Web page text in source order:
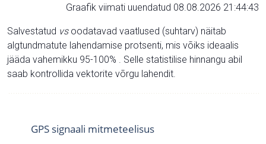
Graafik viimati uuendatud 08.08.2026 21:44:43
Salvestatud vsoodatavad vaatlused (suhtarv) näitab
algtundmatute lahendamise protsenti, mis võiks ideaalis
jääda vahemikku 95-100% . Selle statistilise hinnangu abil
saab kontrollida vektorite võrgu lahendit.
GPS signaali mitmeteelisus